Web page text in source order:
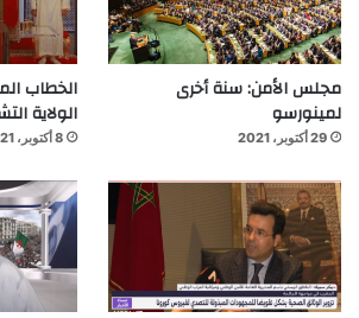
مجلس الأمن: سنة أخرى
لمينورسو
29 أكتوبر، 2021
الخطاب
الولاية
8 أكتوبر، 2021